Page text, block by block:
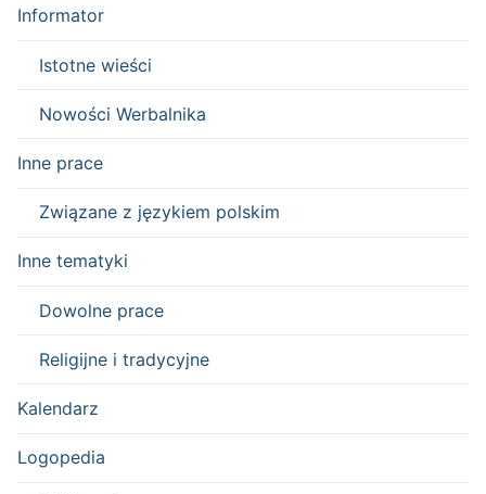
Informator
Istotne wieści
Nowości Werbalnika
Inne prace
Związane z językiem polskim
Inne tematyki
Dowolne prace
Religijne i tradycyjne
Kalendarz
Logopedia